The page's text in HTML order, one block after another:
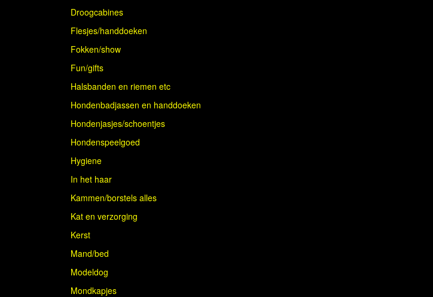
Droogcabines
Flesjes/handdoeken
Fokken/show
Fun/gifts
Halsbanden en riemen etc
Hondenbadjassen en handdoeken
Hondenjasjes/schoentjes
Hondenspeelgoed
Hygiene
In het haar
Kammen/borstels alles
Kat en verzorging
Kerst
Mand/bed
Modeldog
Mondkapjes